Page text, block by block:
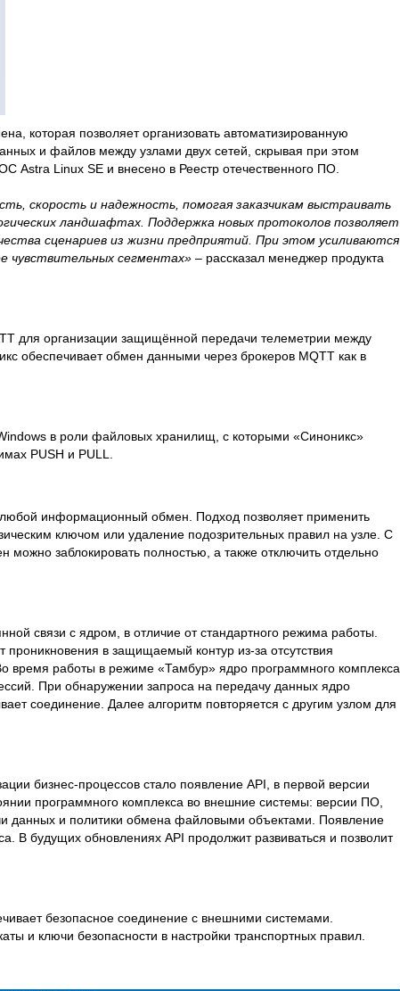
которая позволяет организовать автоматизированную
и файлов между узлами двух сетей, скрывая при этом
Linux SE и внесено в Реестр отечественного ПО.
скорость и надежность, помогая заказчикам выстраивать
ландшафтах. Поддержка новых протоколов позволяет
сценариев из жизни предприятий. При этом усиливаются
чувствительных сегментах» – рассказал менеджер продукта
для организации защищённой передачи телеметрии между
обеспечивает обмен данными через брокеров MQTT как в
в роли файловых хранилищ, с которыми «Синоникс»
PUSH и PULL.
информационный обмен. Подход позволяет применить
ключом или удаление подозрительных правил на узле. С
заблокировать полностью, а также отключить отдельно
связи с ядром, в отличие от стандартного режима работы.
в защищаемый контур из-за отсутствия
время работы в режиме «Тамбур» ядро программного комплекса
При обнаружении запроса на передачу данных ядро
соединение. Далее алгоритм повторяется с другим узлом для
бизнес-процессов стало появление API, в первой версии
программного комплекса во внешние системы: версии ПО,
данных и политики обмена файловыми объектами. Появление
В будущих обновлениях API продолжит развиваться и позволит
безопасное соединение с внешними системами.
и ключи безопасности в настройки транспортных правил.